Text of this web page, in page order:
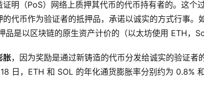
明（PoS）网络上质押其代币的代币持有者的。这个
代币作为验证者的抵押品，承诺以诚实的方式行事。
是以区块链的原生资产计价的（以太坊使用 ETH，
胀，因为奖励是通过新铸造的代币分发给诚实的验证者
日，ETH 和 SOL 的年化通货膨胀率分别约为 0.8%